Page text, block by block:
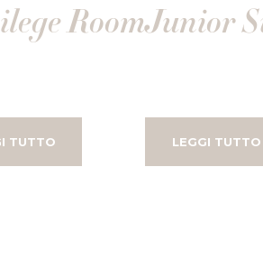
Room
TUTTO
Junior
LEGGI TUTTO